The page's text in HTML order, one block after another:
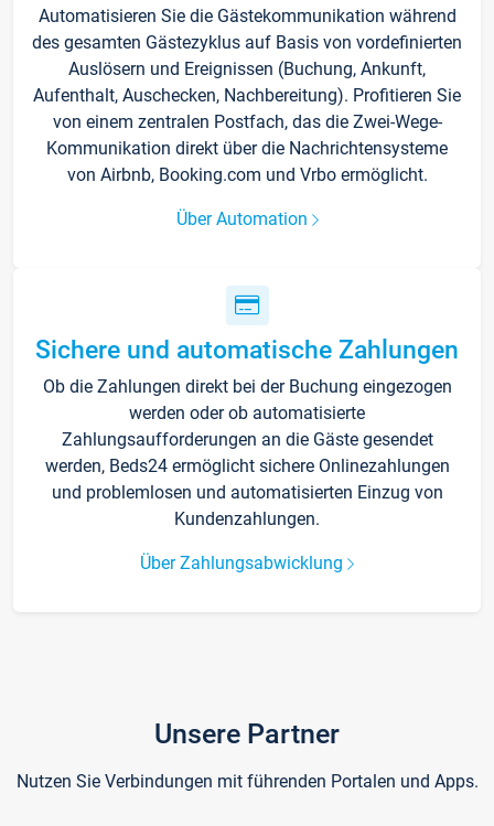
Automatisieren Sie die Gästekommunikation während
des gesamten Gästezyklus auf Basis von vordefinierten
Auslösern und Ereignissen (Buchung, Ankunft,
Aufenthalt, Auschecken, Nachbereitung). Profitieren Sie
von einem zentralen Postfach, das die Zwei-Wege-
Kommunikation direkt über die Nachrichtensysteme
von Airbnb, Booking.com und Vrbo ermöglicht.
Über Automation
Sichere und automatische Zahlungen
Ob die Zahlungen direkt bei der Buchung eingezogen
werden oder ob automatisierte
Zahlungsaufforderungen an die Gäste gesendet
werden, Beds24 ermöglicht sichere Onlinezahlungen
und problemlosen und automatisierten Einzug von
Kundenzahlungen.
Über Zahlungsabwicklung
Unsere Partner
Nutzen Sie Verbindungen mit führenden Portalen und Apps.